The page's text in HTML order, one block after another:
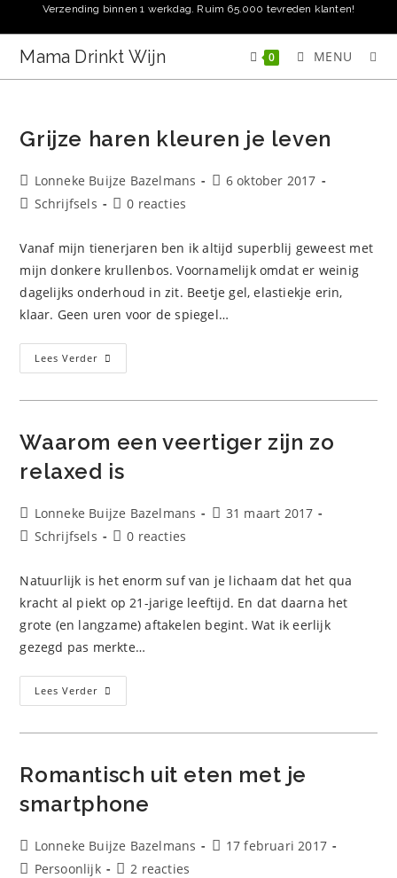
naar
inhoud
Verzending binnen 1 werkdag. Ruim 65.000 tevreden klanten!
Mama Drinkt Wijn 0 MENU
Grijze haren kleuren je leven
Bericht
auteur:
Lonneke Buijze Bazelmans
Bericht
6 oktober 2017
Berichtcategorie:
Schrijfsels
Bericht
0 reacties
Vanaf mijn tienerjaren ben ik altijd superblij geweest met
mijn donkere krullenbos. Voornamelijk omdat er weinig
dagelijks onderhoud in zit. Beetje gel, elastiekje erin,
klaar. Geen uren voor de spiegel…
Lees VerderGrijze
Haren
Waarom een veertiger zijn zo
relaxed is
Bericht
auteur:
Lonneke Buijze Bazelmans
Bericht
31 maart 2017
Berichtcategorie:
Schrijfsels
Bericht
0 reacties
Natuurlijk is het enorm suf van je lichaam dat het qua
kracht al piekt op 21-jarige leeftijd. En dat daarna het
grote (en langzame) aftakelen begint. Wat ik eerlijk
gezegd pas merkte…
Lees VerderWaarom
Een
Is
Romantisch uit eten met je
smartphone
Bericht
auteur:
Lonneke Buijze Bazelmans
Bericht
17 februari 2017
Berichtcategorie:
Persoonlijk
Bericht
2 reacties